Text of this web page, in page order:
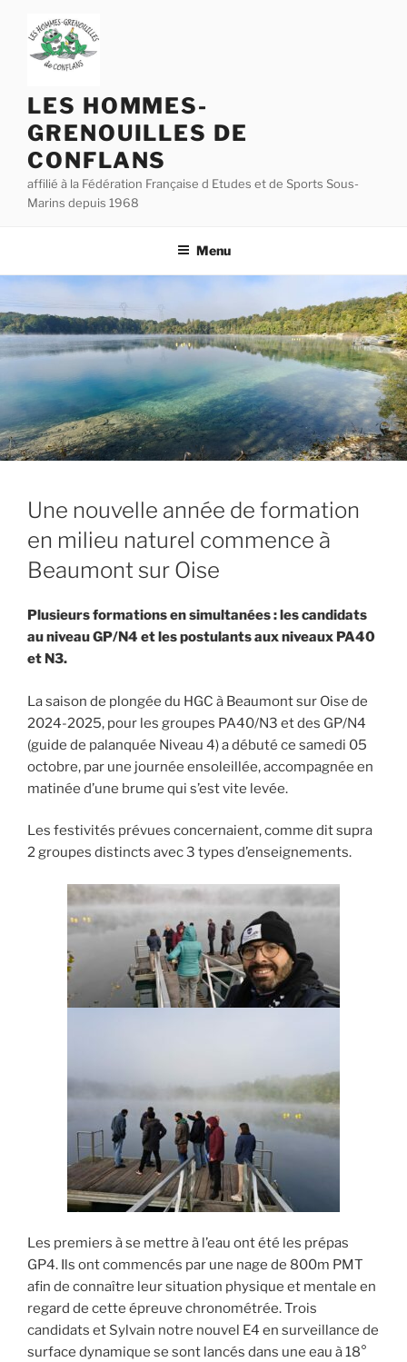
contenu
principal
LES HOMMES-
GRENOUILLES DE
CONFLANS
affilié à la Fédération Française d Etudes et de Sports Sous-
Marins depuis 1968
Menu
Une nouvelle année de formation
en milieu naturel commence à
Beaumont sur Oise
Plusieurs formations en simultanées : les candidats
au niveau GP/N4 et les postulants aux niveaux PA40
et N3.
La saison de plongée du HGC à Beaumont sur Oise de
2024-2025, pour les groupes PA40/N3 et des GP/N4
(guide de palanquée Niveau 4) a débuté ce samedi 05
octobre, par une journée ensoleillée, accompagnée en
matinée d’une brume qui s’est vite levée.
Les festivités prévues concernaient, comme dit supra
2 groupes distincts avec 3 types d’enseignements.
Les premiers à se mettre à l’eau ont été les prépas
GP4. Ils ont commencés par une nage de 800m PMT
afin de connaître leur situation physique et mentale en
regard de cette épreuve chronométrée. Trois
candidats et Sylvain notre nouvel E4 en surveillance de
surface dynamique se sont lancés dans une eau à 18°